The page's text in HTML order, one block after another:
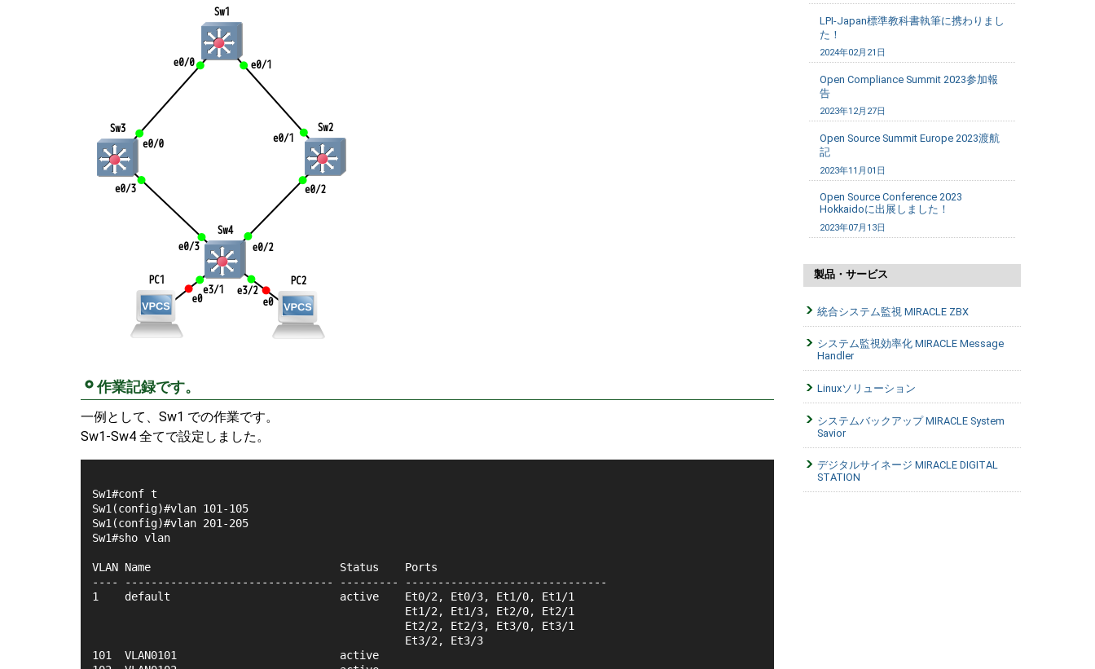
作業記録です。
一例として、Sw1 での作業です。
Sw1-Sw4 全てで設定しました。
Sw1#conf t
Sw1(config)#vlan 101-105
Sw1(config)#vlan 201-205
Sw1#sho vlan
VLAN Name                             Status    Ports
---- -------------------------------- --------- -------------------------------
1    default                          active    Et0/2, Et0/3, Et1/0, Et1/1
Et1/2, Et1/3, Et2/0, Et2/1
Et2/2, Et2/3, Et3/0, Et3/1
Et3/2, Et3/3
101  VLAN0101                         active
LPI-Japan標準教科書執筆に携わりまし
た！
2024年02月21日
Open Compliance Summit 2023参加報
告
2023年12月27日
Open Source Summit Europe 2023渡航
記
2023年11月01日
Open Source Conference 2023
Hokkaidoに出展しました！
2023年07月13日
製品・サービス
統合システム監視 MIRACLE ZBX
システム監視効率化 MIRACLE Message
Handler
Linuxソリューション
システムバックアップ MIRACLE System
Savior
デジタルサイネージ MIRACLE DIGITAL
STATION